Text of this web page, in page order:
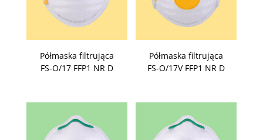
Półmaska filtrująca
FS-O/17 FFP1 NR D
Półmaska filtrująca
FS-O/17V FFP1 NR D